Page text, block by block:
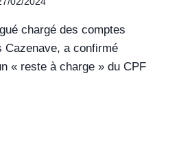
chargé des comptes
Cazenave, a confirmé
« reste à charge » du CPF